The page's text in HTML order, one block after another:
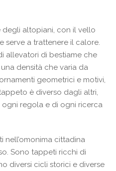
degli altopiani, con il vello
serve a trattenere il calore.
allevatori di bestiame che
densità che varia da
geometrici e motivi,
è diverso dagli altri,
regola e di ogni ricerca
nell’omonima cittadina
Sono tappeti ricchi di
diversi cicli storici e diverse